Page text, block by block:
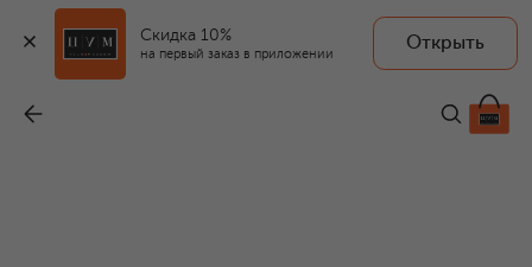
Скидка 10%
на первый заказ в приложении
Открыть
29 250 ₽